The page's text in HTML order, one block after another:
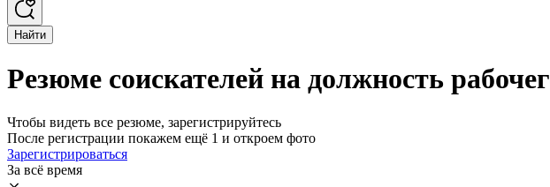
Найти
Резюме соискателей на должность
Чтобы видеть все резюме, зарегистрируйтесь
После регистрации покажем ещё 1 и откроем фото
Зарегистрироваться
За всё время